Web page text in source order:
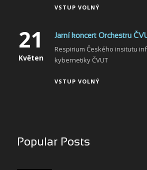
VSTUP VOLNÝ
21
Květen
Jarní koncert Orchestru
Respirium Českého insitutu
kybernetiky ČVUT
VSTUP VOLNÝ
Popular Posts